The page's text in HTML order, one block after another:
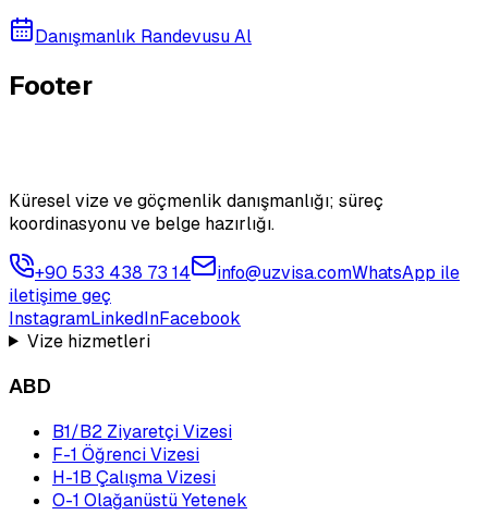
Danışmanlık Randevusu Al
Footer
Küresel vize ve göçmenlik danışmanlığı; süreç
koordinasyonu ve belge hazırlığı.
+90 533 438 73 14 info@uzvisa.comWhatsApp ile
iletişime geç
InstagramLinkedInFacebook
Vize hizmetleri
ABD
B1/B2 Ziyaretçi Vizesi
F-1 Öğrenci Vizesi
H-1B Çalışma Vizesi
O-1 Olağanüstü Yetenek